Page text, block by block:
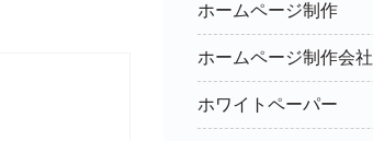
ホームページ制作
ホームページ制作会社
ホワイトペーパー